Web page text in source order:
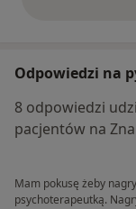
Odpowiedzi na
8 odpowiedzi
pacjentów na
Mam pokusę żeby
psychoterapeutką.